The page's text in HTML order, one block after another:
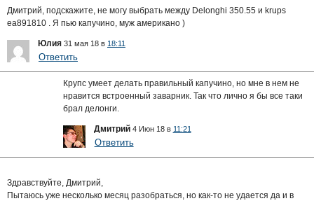
Дмитрий, подскажите, не могу выбрать между Delonghi 350.55 и krups
ea891810 . Я пью капучино, муж американо )
Юлия 31 мая 18 в 18:11
Ответить
Крупс умеет делать правильный капучино, но мне в нем не
нравится встроенный заварник. Так что лично я бы все таки
брал делонги.
Дмитрий 4 Июн 18 в 11:21
Ответить
Здравствуйте, Дмитрий,
Пытаюсь уже несколько месяц разобраться, но как-то не удается да и в